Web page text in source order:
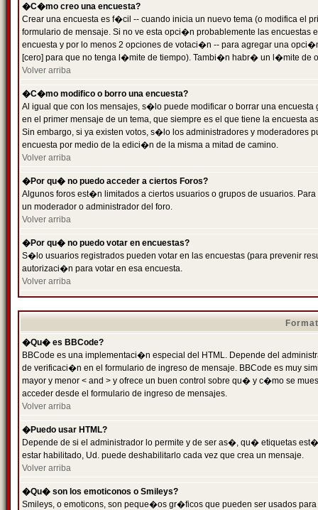
�C�mo creo una encuesta?
Crear una encuesta es f�cil -- cuando inicia un nuevo tema (o modifica el
formulario de mensaje. Si no ve esta opci�n probablemente las
encuesta y por lo menos 2 opciones de votaci�n -- para agregar una
[cero] para que no tenga l�mite de tiempo). Tambi�n habr� un l�mite de
Volver arriba
�C�mo modifico o borro una encuesta?
Al igual que con los mensajes, s�lo puede modificar o borrar una
en el primer mensaje de un tema, que siempre es el que tiene la encuesta
Sin embargo, si ya existen votos, s�lo los administradores y moderadores
encuesta por medio de la edici�n de la misma a mitad de camino.
Volver arriba
�Por qu� no puedo acceder a ciertos Foros?
Algunos foros est�n limitados a ciertos usuarios o grupos de usuarios.
un moderador o administrador del foro.
Volver arriba
�Por qu� no puedo votar en encuestas?
S�lo usuarios registrados pueden votar en las encuestas (para prevenir
autorizaci�n para votar en esa encuesta.
Volver arriba
�Qu� es BBCode?
BBCode es una implementaci�n especial del HTML. Depende del
de verificaci�n en el formulario de ingreso de mensaje. BBCode es muy
mayor y menor < and > y ofrece un buen control sobre qu� y c�mo se
acceder desde el formulario de ingreso de mensajes.
Volver arriba
�Puedo usar HTML?
Depende de si el administrador lo permite y de ser as�, qu� etiquetas
estar habilitado, Ud. puede deshabilitarlo cada vez que crea un mensaje.
Volver arriba
�Qu� son los emoticonos o Smileys?
Smileys, o emoticons, son peque�os gr�ficos que pueden ser usados